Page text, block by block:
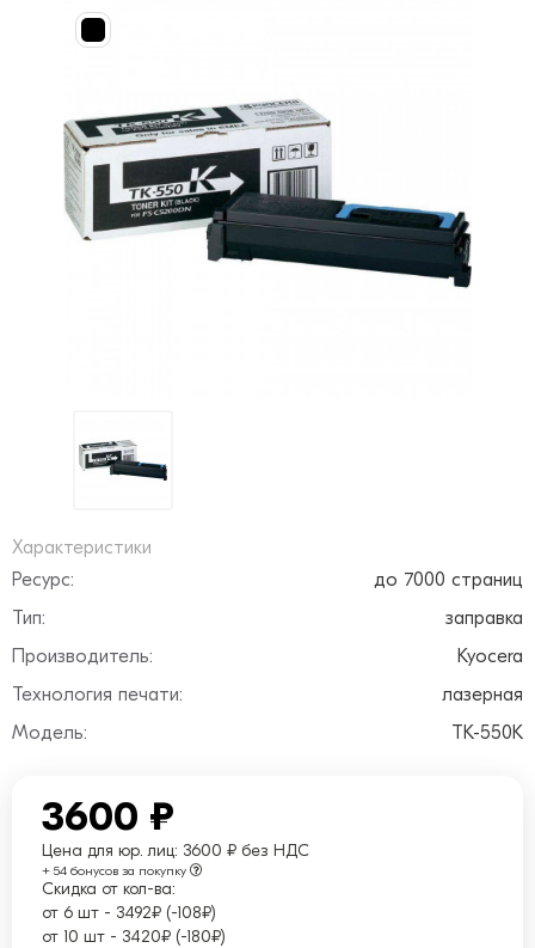
Характеристики
Ресурс:
до 7000 страниц
Тип:
заправка
Производитель:
Kyocera
Технология печати:
лазерная
Модель:
TK-550K
3600 ₽
Цена для юр. лиц: 3600 ₽ без НДС
+ 54 бонусов за покупку
Скидка от кол-ва:
от 6 шт - 3492₽ (-108₽)
от 10 шт - 3420₽ (-180₽)